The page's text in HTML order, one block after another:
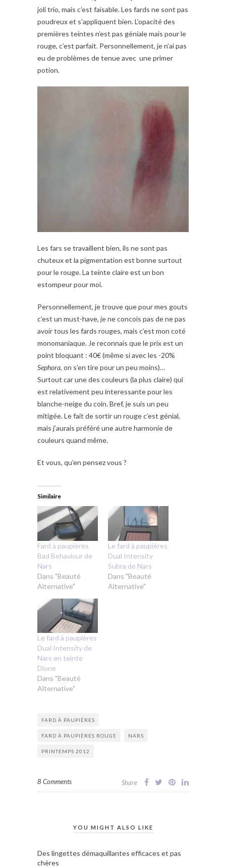
joli trio, mais c’est faisable. Les fards ne sont pas
poudreux et s’appliquent bien. L’opacité des
premières teintes n’est pas géniale mais pour le
rouge, c’est parfait. Personnellement, je n’ai pas
eu de problèmes de tenue avec une primer
potion.
Les fars se travaillent bien, ils ne sont pas
chuteux et la pigmentation est bonne surtout
pour le rouge. La teinte claire est un bon
estompeur pour moi.
Personnellement, je trouve que pour mes gouts
c’est un must-have, je ne concois pas de ne pas
avoir tous les fards rouges, mais c’est mon coté
monomaniaque. Je reconnais que le prix est un
point bloquant : 40€ (même si avec les -20%
Sephora, on s’en tire pour un peu moins)…
Surtout car une des couleurs (la plus claire) qui
est relativement peu interessante pour les
blanche-neige du coin. Bref, je suis un peu
mitigée. Le fait de sortir un rouge c’est génial,
mais j’aurais préféré une autre harmonie de
couleurs quand même.
Et vous, qu’en pensez vous ?
Similaire
Fard à paupières
Bad Behaviour de
Nars
Dans "Beauté
Alternative"
Le fard à paupières
Dual Intensity
Subra de Nars
Dans "Beauté
Alternative"
Le fard à paupières
Dual Intensity de
Nars en teinte
Dione
Dans "Beauté
Alternative"
FARD À PAUPIÈRES
FARD À PAUPIÈRES ROUGE NARS
PRINTEMPS 2012
8 Comments Share
YOU MIGHT ALSO LIKE
Des lingettes démaquillantes efficaces et pas
chères